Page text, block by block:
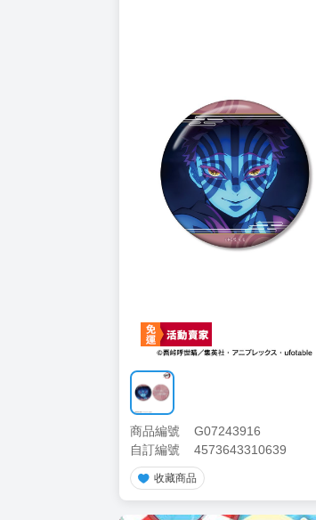
商品編號 G07243916
自訂編號
4573643310639
收藏商品